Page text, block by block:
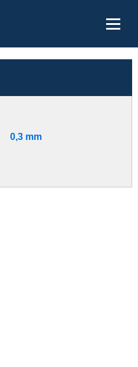
0,3 mm